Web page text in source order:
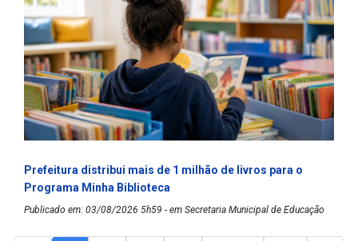
Prefeitura distribui mais de 1 milhão de livros para o
Programa Minha Biblioteca
Publicado em: 03/08/2026 5h59 - em Secretaria Municipal de Educação